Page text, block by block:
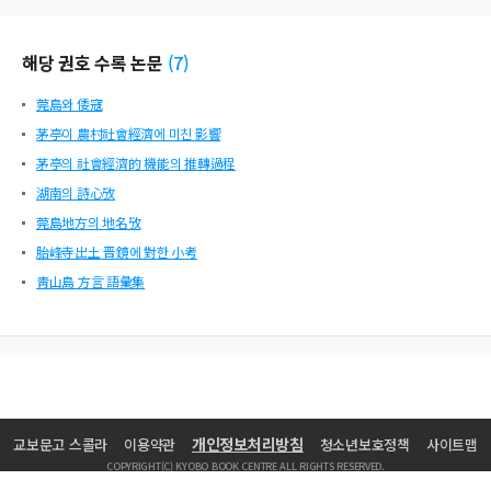
o area.
해당 권호 수록 논문 (7)
莞島와 倭寇
茅亭이 農村社會經濟에 미친 影響
茅亭의 社會經濟的 機能의 推轉過程
湖南의 詩心攷
莞島地方의 地名攷
胎峰寺出土 晋鏡에 對한 小考
靑山島 方言 語彙集
교보문고 스콜라 이용약관 개인정보처리방침 청소년보호정책 사이트맵
COPYRIGHT(C) KYOBO BOOK CENTRE ALL RIGHTS RESERVED.